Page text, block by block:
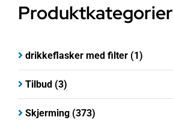
Produktkategorier
drikkeflasker med filter (1)
Tilbud (3)
Skjerming (373)